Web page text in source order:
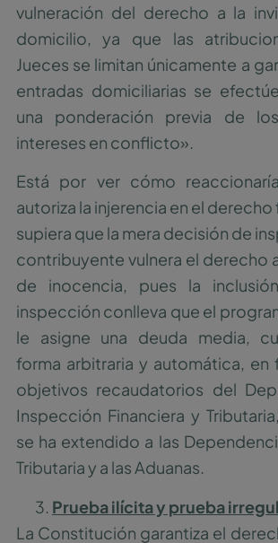
vulneración del derecho a la
domicilio, ya que las
Jueces se limitan únicamente a
entradas domiciliarias se
una ponderación previa de
intereses en conflicto».
Está por ver cómo
autoriza la injerencia en el
supiera que la mera decisión de
contribuyente vulnera el derecho
de inocencia, pues la
inspección conlleva que el
le asigne una deuda media,
forma arbitraria y automática, en
objetivos recaudatorios del
Inspección Financiera y
se ha extendido a las
Tributaria y a las Aduanas.
Prueba ilícita y prueba
La Constitución garantiza el